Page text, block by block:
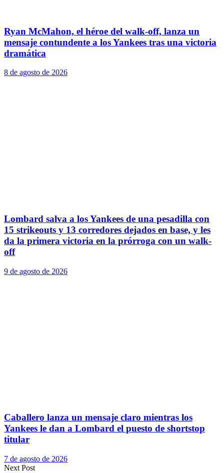
Ryan McMahon, el héroe del walk-off, lanza un
mensaje contundente a los Yankees tras una victoria
dramática
8 de agosto de 2026
Lombard salva a los Yankees de una pesadilla con
15 strikeouts y 13 corredores dejados en base, y les
da la primera victoria en la prórroga con un walk-
off
9 de agosto de 2026
Caballero lanza un mensaje claro mientras los
Yankees le dan a Lombard el puesto de shortstop
titular
7 de agosto de 2026
Next Post